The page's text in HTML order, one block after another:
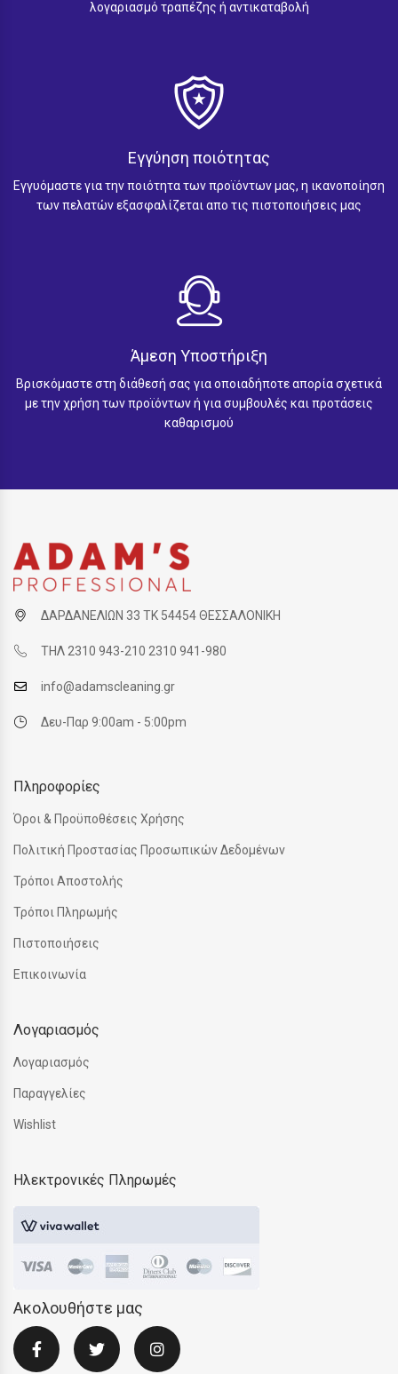
λογαριασμό τραπέζης ή αντικαταβολή
Εγγύηση ποιότητας
Εγγυόμαστε για την ποιότητα των προϊόντων μας, η ικανοποίηση
των πελατών εξασφαλίζεται απο τις πιστοποιήσεις μας
Άμεση Υποστήριξη
Βρισκόμαστε στη διάθεσή σας για οποιαδήποτε απορία σχετικά
με την χρήση των προϊόντων ή για συμβουλές και προτάσεις
καθαρισμού
ΔΑΡΔΑΝΕΛΙΩΝ 33 ΤΚ 54454 ΘΕΣΣΑΛΟΝΙΚΗ
ΤΗΛ 2310 943-210 2310 941-980
info@adamscleaning.gr
Δευ-Παρ 9:00am - 5:00pm
Πληροφορίες
Όροι & Προϋποθέσεις Χρήσης
Πολιτική Προστασίας Προσωπικών Δεδομένων
Τρόποι Αποστολής
Τρόποι Πληρωμής
Πιστοποιήσεις
Επικοινωνία
Λογαριασμός
Λογαριασμός
Παραγγελίες
Wishlist
Ηλεκτρονικές Πληρωμές
Ακολουθήστε μας